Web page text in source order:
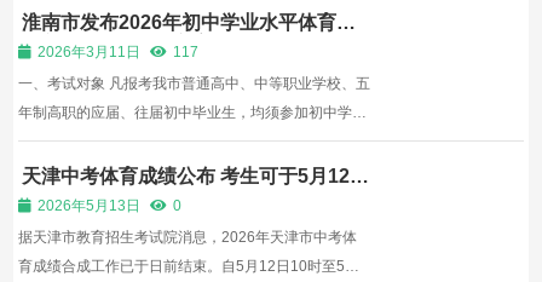
淮南市发布2026年初中学业水平体育与
健康学科考试工作方案
2026年3月11日
117
一、考试对象 凡报考我市普通高中、中等职业学校、五
年制高职的应届、往届初中毕业生，均须参加初中学业
水平体育与健康学科考试。 二、考试项目及分值
（一）2026年淮南市初中学业水平体育与健康学科考
试总分值为60分，考试成绩计入初中升学录取总分。
（二）2026年...
天津中考体育成绩公布 考生可于5月12
日-13日查询复核
2026年5月13日
0
据天津市教育招生考试院消息，2026年天津市中考体
育成绩合成工作已于日前结束。自5月12日10时至5月